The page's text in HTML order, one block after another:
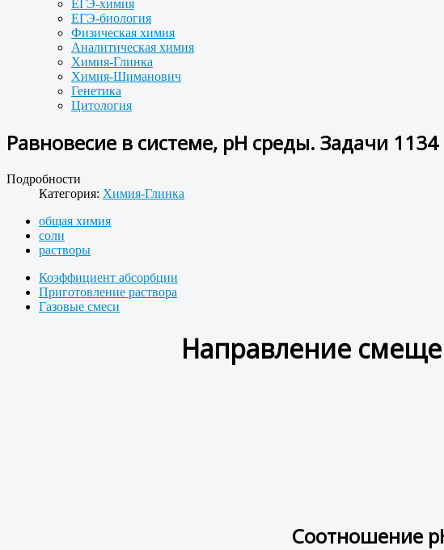
ЕГЭ-химия
ЕГЭ-биология
Физическая химия
Аналитическая химия
Химия-Глинка
Химия-Шиманович
Генетика
Цитология
Равновесие в системе, рН среды. Задачи
Подробности
Категория: Химия-Глинка
общая химия
соли
растворы
Коэффициент абсорбции
Приготовление раствора
Газовые смеси
Направление
Соотношение